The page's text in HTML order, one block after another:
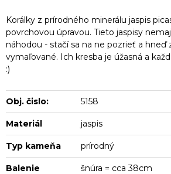
Korálky z prírodného minerálu jaspis
povrchovou úpravou. Tieto jaspisy
náhodou - stačí sa na ne pozrieť a hneď
vymaľované. Ich kresba je úžasná a
:)
Obj. čislo: 5158
Materiál jaspis
Typ kameňa prírodný
Balenie šnúra = cca 38cm